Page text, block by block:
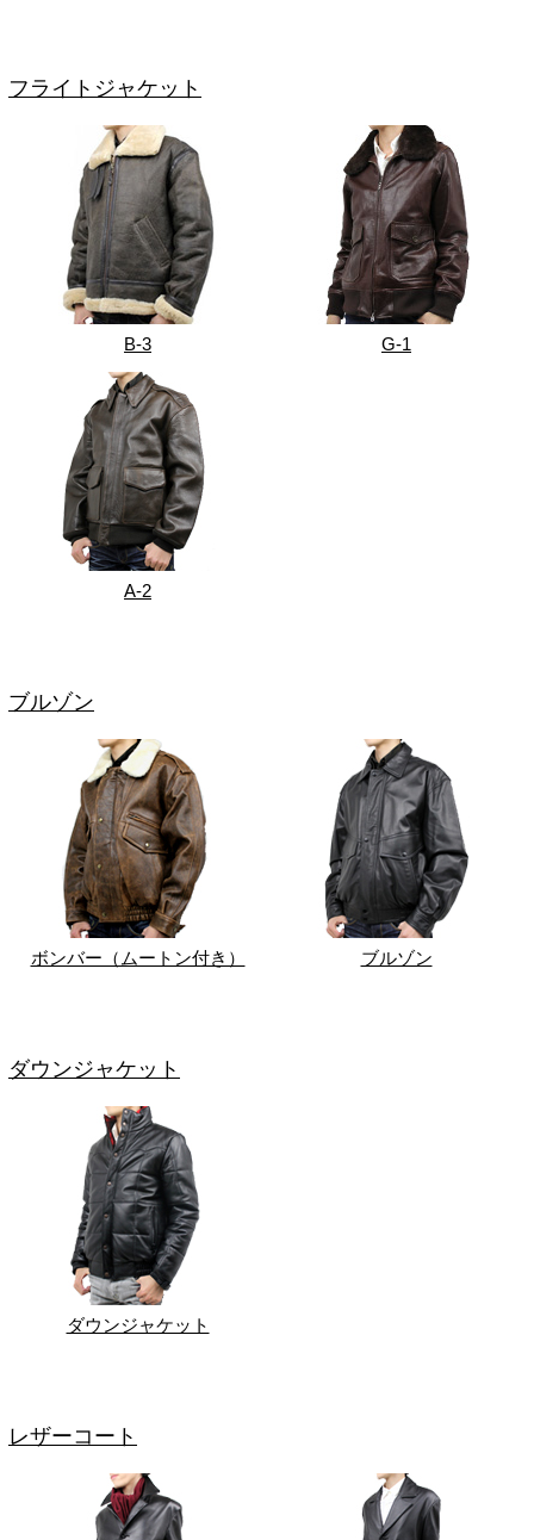
フライトジャケット
B-3 G-1
A-2
ブルゾン
ボンバー（ムートン付き） ブルゾン
ダウンジャケット
ダウンジャケット
レザーコート